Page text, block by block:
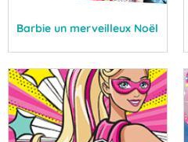
Barbie un merveilleux Noël